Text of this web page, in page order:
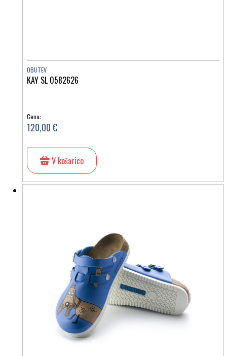
OBUTEV
KAY SL 0582626
Cena:
120,00 €
V košarico